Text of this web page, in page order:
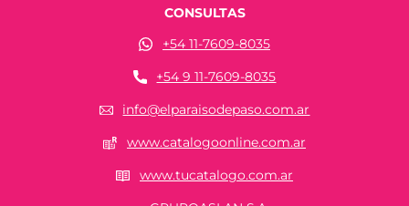
CONSULTAS
+54 11-7609-8035
+54 9 11-7609-8035
info@elparaisodepaso.com.ar
www.catalogoonline.com.ar
www.tucatalogo.com.ar